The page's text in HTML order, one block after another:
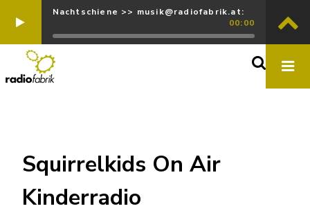
Nachtschiene >> musik@radiofabrik.at:
00:00
Squirrelkids On Air
Kinderradio